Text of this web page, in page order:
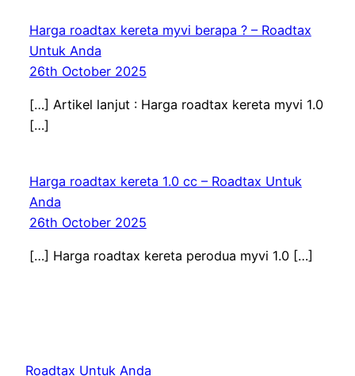
Harga roadtax kereta myvi berapa ? – Roadtax
Untuk Anda
26th October 2025
[…] Artikel lanjut : Harga roadtax kereta myvi 1.0
[…]
Harga roadtax kereta 1.0 cc – Roadtax Untuk
Anda
26th October 2025
[…] Harga roadtax kereta perodua myvi 1.0 […]
Roadtax Untuk Anda